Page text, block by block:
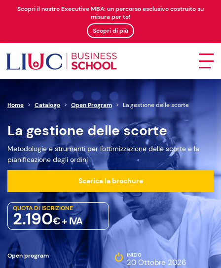
Scopri il nostro Executive MBA: un percorso esclusivo costruito su
misura per te!
Scopri di più
Home > Catalogo > Open Program > La gestione delle scorte
La gestione delle scorte
Metodologie e strumenti per l'ottimizzazione delle scorte e la
pianificazione degli ordini
Scarica la brochure
QUOTA DI ISCRIZIONE
2.190€ + IVA
Open program INIZIO
20 Ottobre 2026